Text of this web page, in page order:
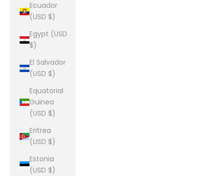
Ecuador
(USD $)
Egypt (USD
$)
El Salvador
(USD $)
Equatorial
Guinea
(USD $)
Eritrea
(USD $)
Estonia
(USD $)